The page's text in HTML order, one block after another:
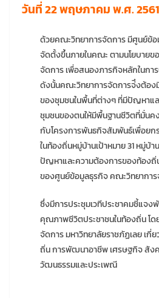
วันที่ 22 พฤษภาคม พ.ศ. 2561
ด้วยคณะวิทยาการจัดการ มีศูนย์ข้
จัดตั้งขึ้นภายในคณะ ตามนโยบาย
จัดการ เพื่อสนองภารกิจหลักในกา
ดังนั้นคณะวิทยาการจัดการจ่ึงต้อ
ของชุมชนในพื้นที่ต่างๆ ที่มีปัญหาแ
ชุมชนของตนให้มีพื้นฐานชีวิตที่มั่น
กับโครงการพันธกิจสัมพันธ์เพื่อย
ในท้องถิ่นหมู่บ้านเป้าหมาย 31 หมู่บ้
ปัญหาและความต้องการของท้องถิ่
ของศูนย์ข้อมูลธุรกิจ คณะวิทยากา
ซึ่งมีการประชุมเวทีประชาคมชี้แจ
คุณภาพชีวิตประชาชนในท้องถิ่น โ
จัดการ มหาวิทยาลัยราชภัฏเลย เ
ถิ่น การพัฒนาอาชีพ เศรษฐกิจ สัง
วัฒนธรรมและประเพณี